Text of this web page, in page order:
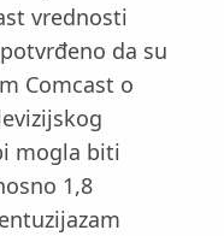
vrednosti
da su
Comcast o
mogla biti
1,8